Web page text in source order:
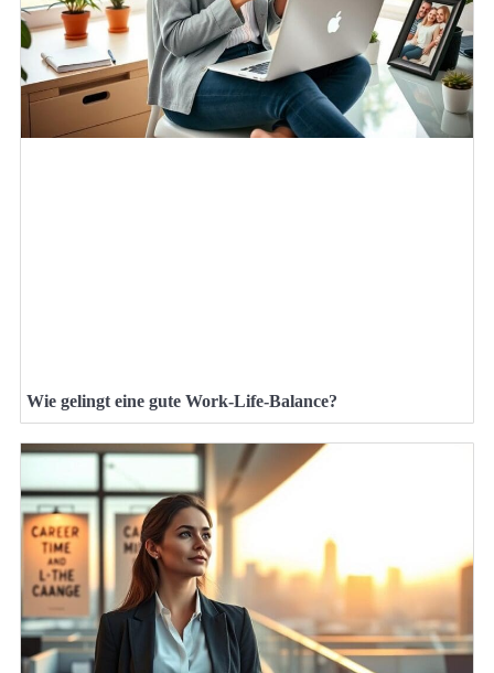
Wie gelingt eine gute Work-Life-Balance?